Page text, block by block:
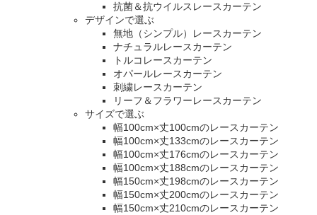
抗菌＆抗ウイルスレースカーテン
デザインで選ぶ
無地（シンプル）レースカーテン
ナチュラルレースカーテン
トルコレースカーテン
オパールレースカーテン
刺繍レースカーテン
リーフ＆フラワーレースカーテン
サイズで選ぶ
幅100cm×丈100cmのレースカーテン
幅100cm×丈133cmのレースカーテン
幅100cm×丈176cmのレースカーテン
幅100cm×丈188cmのレースカーテン
幅150cm×丈198cmのレースカーテン
幅150cm×丈200cmのレースカーテン
幅150cm×丈210cmのレースカーテン